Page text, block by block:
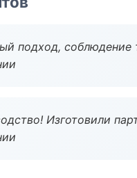
подход, соблюдение
Изготовили